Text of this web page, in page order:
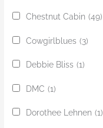
Chestnut Cabin (49)
Cowgirlblues (3)
Debbie Bliss (1)
DMC (1)
Dorothee Lehnen (1)